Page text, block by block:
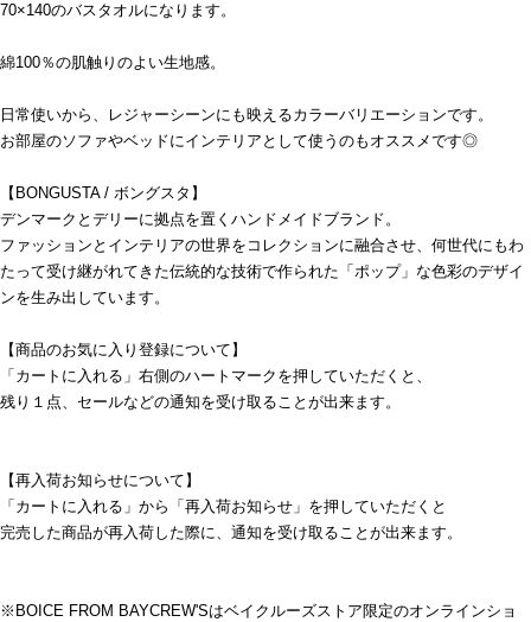
70×140のバスタオルになります。
綿100％の肌触りのよい生地感。
日常使いから、レジャーシーンにも映えるカラーバリエーションです。
お部屋のソファやベッドにインテリアとして使うのもオススメです◎
【BONGUSTA / ボングスタ】
デンマークとデリーに拠点を置くハンドメイドブランド。
ファッションとインテリアの世界をコレクションに融合させ、何世代にもわ
たって受け継がれてきた伝統的な技術で作られた「ポップ」な色彩のデザイ
ンを生み出しています。
【商品のお気に入り登録について】
「カートに入れる」右側のハートマークを押していただくと、
残り１点、セールなどの通知を受け取ることが出来ます。
【再入荷お知らせについて】
「カートに入れる」から「再入荷お知らせ」を押していただくと
完売した商品が再入荷した際に、通知を受け取ることが出来ます。
※BOICE FROM BAYCREW'Sはベイクルーズストア限定のオンラインショ